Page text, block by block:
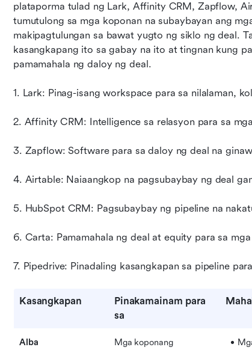
plataporma tulad ng Lark, Affinity CRM, Zapflow,
tumutulong sa mga koponan na subaybayan ang
makipagtulungan sa bawat yugto ng siklo ng deal.
kasangkapang ito sa gabay na ito at tingnan kung
pamamahala ng daloy ng deal.
1. Lark: Pinag-isang workspace para sa nilalaman,
2. Affinity CRM: Intelligence sa relasyon para sa
3. Zapflow: Software para sa daloy ng deal na
4. Airtable: Naiaangkop na pagsubaybay ng deal
5. HubSpot CRM: Pagsubaybay ng pipeline na
6. Carta: Pamamahala ng deal at equity para sa mga
7. Pipedrive: Pinadaling kasangkapan sa pipeline
Kasangkapan
Pinakamainam para
sa
Alba
Mga koponang